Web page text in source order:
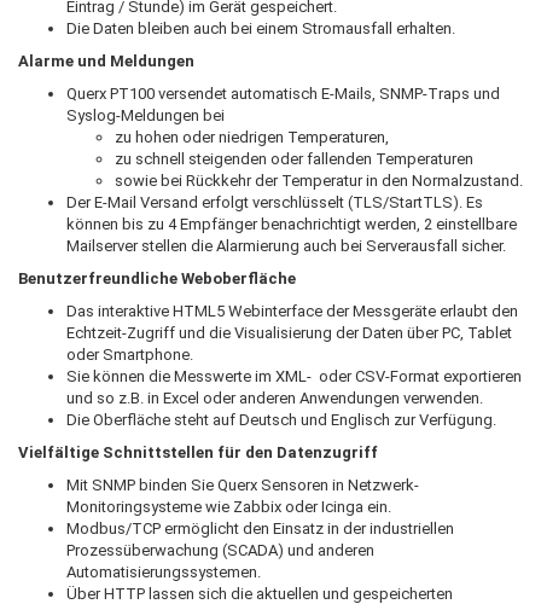
Eintrag / Stunde) im Gerät gespeichert.
Die Daten bleiben auch bei einem Stromausfall erhalten.
Alarme und Meldungen
Querx PT100 versendet automatisch E-Mails, SNMP-Traps und
Syslog-Meldungen bei
zu hohen oder niedrigen Temperaturen,
zu schnell steigenden oder fallenden Temperaturen
sowie bei Rückkehr der Temperatur in den Normalzustand.
Der E-Mail Versand erfolgt verschlüsselt (TLS/StartTLS). Es
können bis zu 4 Empfänger benachrichtigt werden, 2 einstellbare
Mailserver stellen die Alarmierung auch bei Serverausfall sicher.
Benutzerfreundliche Weboberfläche
Das interaktive HTML5 Webinterface der Messgeräte erlaubt den
Echtzeit-Zugriff und die Visualisierung der Daten über PC, Tablet
oder Smartphone.
Sie können die Messwerte im XML- oder CSV-Format exportieren
und so z.B. in Excel oder anderen Anwendungen verwenden.
Die Oberfläche steht auf Deutsch und Englisch zur Verfügung.
Vielfältige Schnittstellen für den Datenzugriff
Mit SNMP binden Sie Querx Sensoren in Netzwerk-
Monitoringsysteme wie Zabbix oder Icinga ein.
Modbus/TCP ermöglicht den Einsatz in der industriellen
Prozessüberwachung (SCADA) und anderen
Automatisierungssystemen.
Über HTTP lassen sich die aktuellen und gespeicherten